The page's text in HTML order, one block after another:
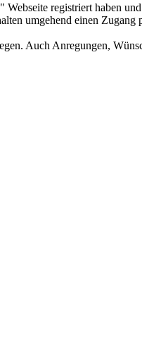
registriert haben
umgehend einen Zugang
Auch Anregungen,